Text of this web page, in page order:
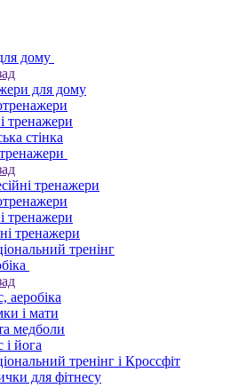
дому
для дому
тренажери
стінка
тренажери
тренажери
тренажери
тренінг
аеробіка
і мати
медболи
і йога
тренінг і Кроссфіт
для фітнесу